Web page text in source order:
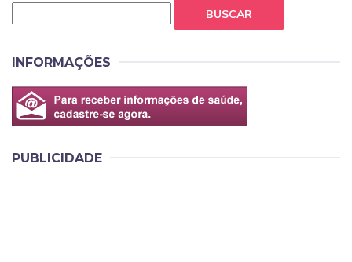
BUSCAR
INFORMAÇÕES
PUBLICIDADE